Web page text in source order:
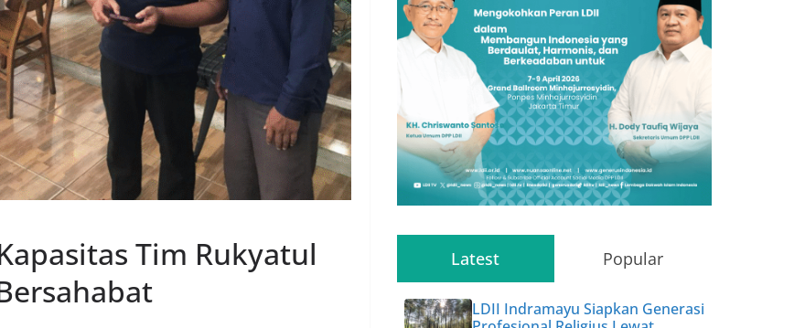
Tim Rukyatul
Latest Popular
LDII Indramayu Siapkan Generasi